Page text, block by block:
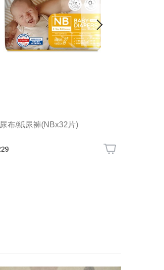
布/紙尿褲(NBx32片)